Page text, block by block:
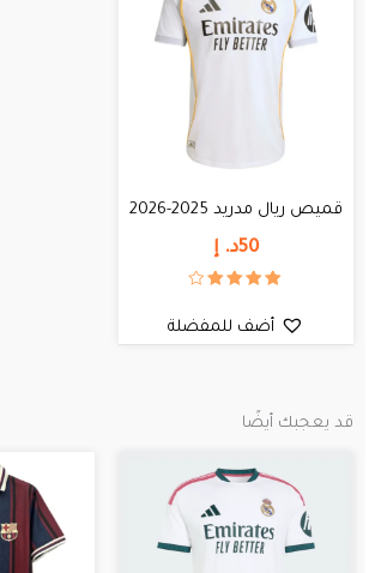
قميص ريال مدريد 2025-2026
50د. إ
التقييم
4.00
من 5
أضف للمفضلة
قد يعجبك أيضًا